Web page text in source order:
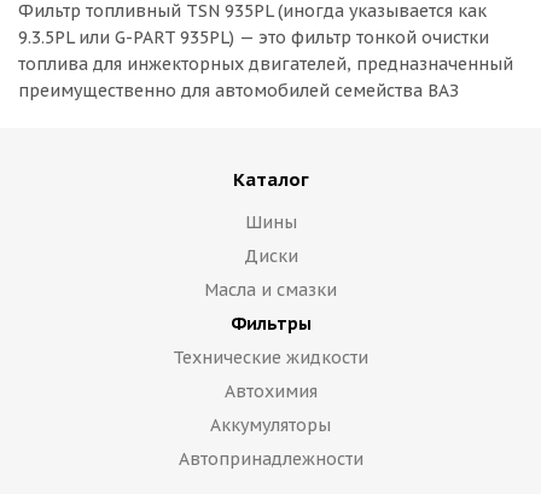
Фильтр топливный TSN 935PL (иногда указывается как
9.3.5PL или G-PART 935PL) — это фильтр тонкой очистки
топлива для инжекторных двигателей, предназначенный
преимущественно для автомобилей семейства ВАЗ
Каталог
Шины
Диски
Масла и смазки
Фильтры
Технические жидкости
Автохимия
Аккумуляторы
Автопринадлежности